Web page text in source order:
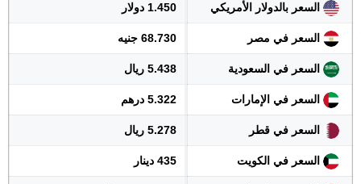
السعر بالدولار الأمريكي 1.450 دولار
السعر في مصر 68.730 جنيه
السعر في السعودية 5.438 ريال
السعر في الإمارات 5.322 درهم
السعر في قطر 5.278 ريال
السعر في الكويت 435 دينار